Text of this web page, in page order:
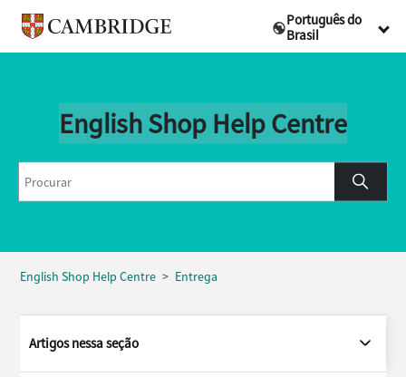
Português do
Brasil
English Shop Help Centre
English Shop Help Centre Entrega
Artigos nessa seção